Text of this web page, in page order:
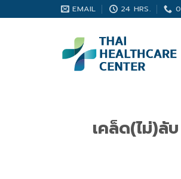
to
EMAIL 24 HRS.
เคล็ด(ไม่)ลั